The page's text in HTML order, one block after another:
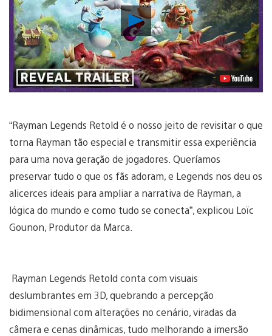
Reproduzir
Vídeo
“Rayman Legends Retold é o nosso jeito de revisitar o que
torna Rayman tão especial e transmitir essa experiência
para uma nova geração de jogadores. Queríamos
preservar tudo o que os fãs adoram, e Legends nos deu os
alicerces ideais para ampliar a narrativa de Rayman, a
lógica do mundo e como tudo se conecta”, explicou Loïc
Gounon, Produtor da Marca.
Rayman Legends Retold conta com visuais
deslumbrantes em 3D, quebrando a percepção
bidimensional com alterações no cenário, viradas da
câmera e cenas dinâmicas, tudo melhorando a imersão